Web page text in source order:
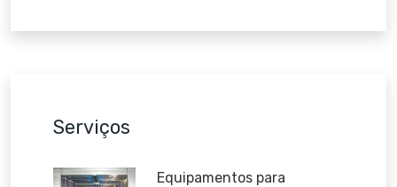
Serviços
Equipamentos para